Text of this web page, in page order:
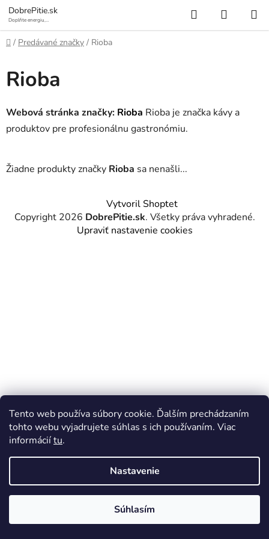
Tento web používa súbory cookie. Ďalším prechádzaním
tohto webu vyjadrujete súhlas s ich používaním. Viac
informáciítu.
Nastavenie
Súhlasím
Prejsť
na
obsah
DobrePitie.sk
Doplňte energiu,
Hľadať
KOŠÍK
Domov
/ Predávané značky / Rioba
Rioba
Webová stránka značky: Rioba Rioba je značka kávy a
produktov pre profesionálnu gastronómiu.
Žiadne produkty značky Rioba sa nenašli...
Vytvoril Shoptet
Copyright 2026 DobrePitie.sk. Všetky práva vyhradené.
Upraviť nastavenie cookies